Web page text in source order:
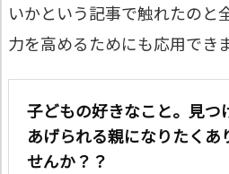
いかという記事で触れたのと
力を高めるためにも応用できま
子どもの好きなこと。見つ
あげられる親になりたくあ
せんか？？